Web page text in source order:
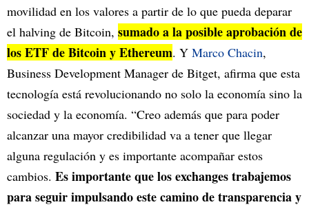
movilidad en los valores a partir de lo que pueda deparar
el halving de Bitcoin, sumado a la posible aprobación de
los ETF de Bitcoin y Ethereum. Y Marco Chacin,
Business Development Manager de Bitget, afirma que esta
tecnología está revolucionando no solo la economía sino la
sociedad y la economía. “Creo además que para poder
alcanzar una mayor credibilidad va a tener que llegar
alguna regulación y es importante acompañar estos
cambios. Es importante que los exchanges trabajemos
para seguir impulsando este camino de transparencia y